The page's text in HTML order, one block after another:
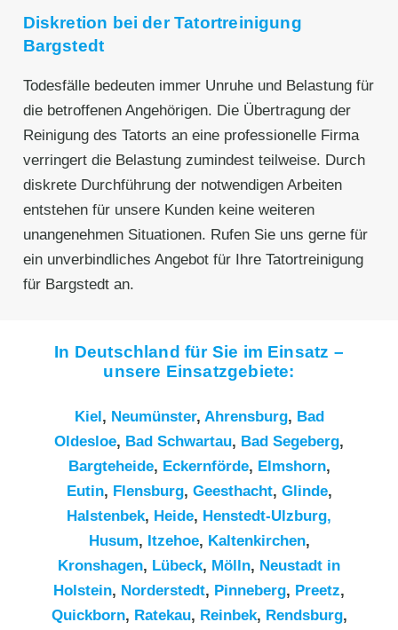
Diskretion bei der Tatortreinigung
Bargstedt
Todesfälle bedeuten immer Unruhe und Belastung für
die betroffenen Angehörigen. Die Übertragung der
Reinigung des Tatorts an eine professionelle Firma
verringert die Belastung zumindest teilweise. Durch
diskrete Durchführung der notwendigen Arbeiten
entstehen für unsere Kunden keine weiteren
unangenehmen Situationen. Rufen Sie uns gerne für
ein unverbindliches Angebot für Ihre Tatortreinigung
für Bargstedt an.
In Deutschland für Sie im Einsatz –
unsere Einsatzgebiete:
Kiel, Neumünster, Ahrensburg, Bad
Oldesloe, Bad Schwartau, Bad Segeberg,
Bargteheide, Eckernförde, Elmshorn,
Eutin, Flensburg, Geesthacht, Glinde,
Halstenbek, Heide, Henstedt-Ulzburg,
Husum, Itzehoe, Kaltenkirchen,
Kronshagen, Lübeck, Mölln, Neustadt in
Holstein, Norderstedt, Pinneberg, Preetz,
Quickborn, Ratekau, Reinbek, Rendsburg,